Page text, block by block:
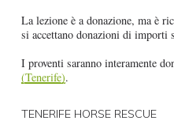
La lezione è a donazione, ma è
si accettano donazioni di importi
I proventi saranno interamente
(Tenerife).
TENERIFE HORSE RESCUE